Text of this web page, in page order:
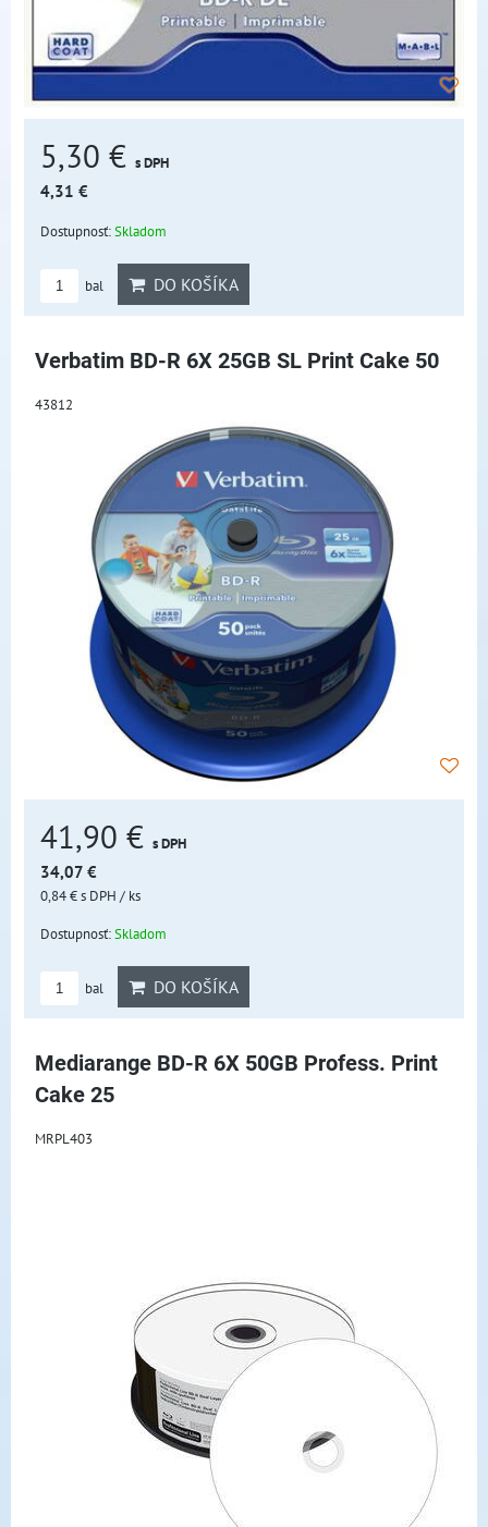
5,30 € s DPH
4,31 €
Dostupnosť:Skladom
bal DO KOŠÍKA
Verbatim BD-R 6X 25GB SL Print Cake 50
43812
41,90 € s DPH
34,07 €
0,84 €s DPH / ks
Dostupnosť:Skladom
bal DO KOŠÍKA
Mediarange BD-R 6X 50GB Profess. Print
Cake 25
MRPL403